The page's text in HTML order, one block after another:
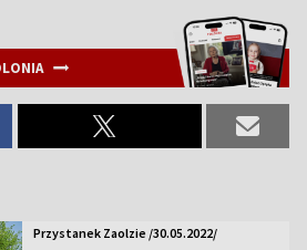
Przystanek Zaolzie /30.05.2022/